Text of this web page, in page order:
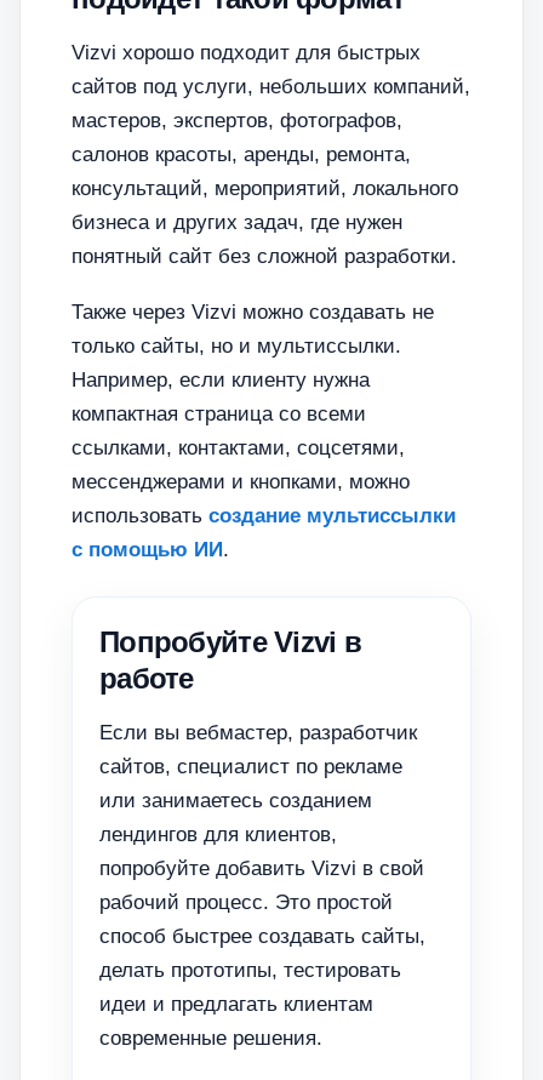
Vizvi хорошо подходит для быстрых
сайтов под услуги, небольших компаний,
мастеров, экспертов, фотографов,
салонов красоты, аренды, ремонта,
консультаций, мероприятий, локального
бизнеса и других задач, где нужен
понятный сайт без сложной разработки.
Также через Vizvi можно создавать не
только сайты, но и мультиссылки.
Например, если клиенту нужна
компактная страница со всеми
ссылками, контактами, соцсетями,
мессенджерами и кнопками, можно
использовать создание мультиссылки
с помощью ИИ.
Попробуйте Vizvi в
работе
Если вы вебмастер, разработчик
сайтов, специалист по рекламе
или занимаетесь созданием
лендингов для клиентов,
попробуйте добавить Vizvi в свой
рабочий процесс. Это простой
способ быстрее создавать сайты,
делать прототипы, тестировать
идеи и предлагать клиентам
современные решения.